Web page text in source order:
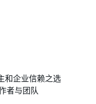
和企业信赖之选